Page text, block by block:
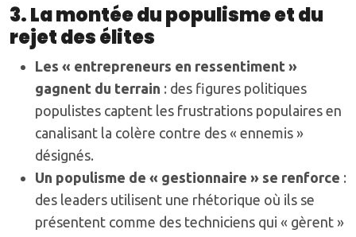
3. La montée du populisme et du
rejet des élites
Les « entrepreneurs en ressentiment »
gagnent du terrain : des figures politiques
populistes captent les frustrations populaires en
canalisant la colère contre des « ennemis »
désignés.
Un populisme de « gestionnaire » se renforce :
des leaders utilisent une rhétorique où ils se
présentent comme des techniciens qui « gèrent »